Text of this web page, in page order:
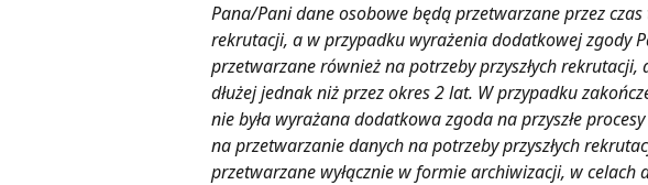
Pana/Pani dane osobowe będą przetwarzane przez
rekrutacji, a w przypadku wyrażenia dodatkowej zgody
przetwarzane również na potrzeby przyszłych rekrutacji,
dłużej jednak niż przez okres 2 lat. W przypadku
nie była wyrażana dodatkowa zgoda na przyszłe
na przetwarzanie danych na potrzeby przyszłych
przetwarzane wyłącznie w formie archiwizacji, w celach